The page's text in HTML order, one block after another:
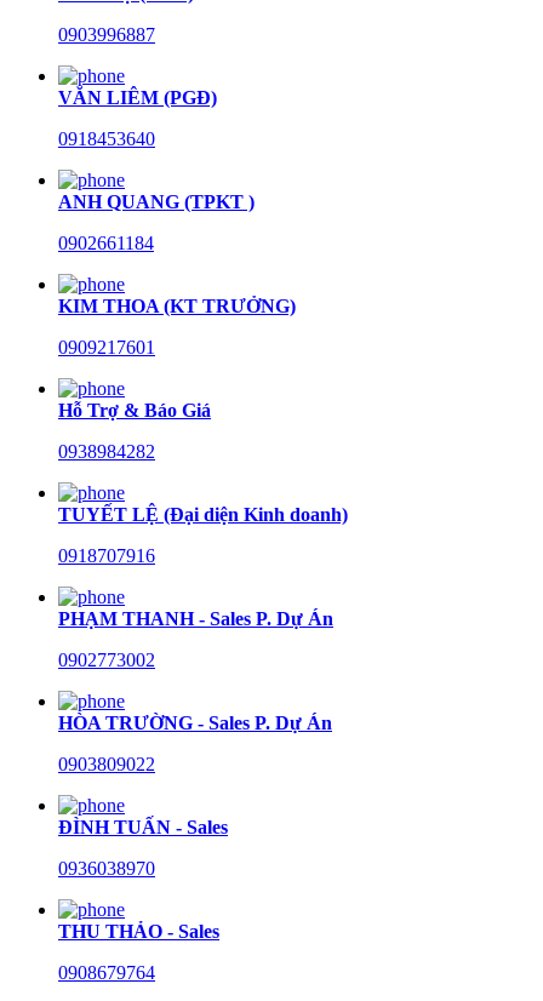
0903996887
VĂN LIÊM (PGĐ)
0918453640
ANH QUANG (TPKT )
0902661184
KIM THOA (KT TRƯỞNG)
0909217601
Hỗ Trợ & Báo Giá
0938984282
TUYẾT LỆ (Đại diện Kinh doanh)
0918707916
PHẠM THANH - Sales P. Dự Án
0902773002
HÒA TRƯỜNG - Sales P. Dự Án
0903809022
ĐÌNH TUẤN - Sales
0936038970
THU THẢO - Sales
0908679764